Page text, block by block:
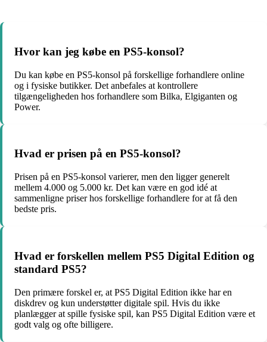
Hvor kan jeg købe en PS5-konsol?
Du kan købe en PS5-konsol på forskellige forhandlere online
og i fysiske butikker. Det anbefales at kontrollere
tilgængeligheden hos forhandlere som Bilka, Elgiganten og
Power.
Hvad er prisen på en PS5-konsol?
Prisen på en PS5-konsol varierer, men den ligger generelt
mellem 4.000 og 5.000 kr. Det kan være en god idé at
sammenligne priser hos forskellige forhandlere for at få den
bedste pris.
Hvad er forskellen mellem PS5 Digital Edition og
standard PS5?
Den primære forskel er, at PS5 Digital Edition ikke har en
diskdrev og kun understøtter digitale spil. Hvis du ikke
planlægger at spille fysiske spil, kan PS5 Digital Edition være et
godt valg og ofte billigere.